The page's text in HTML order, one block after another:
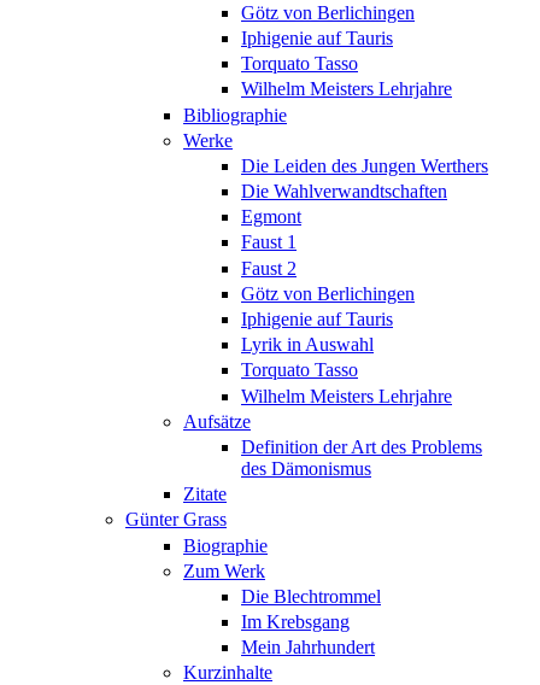
Götz von Berlichingen
Iphigenie auf Tauris
Torquato Tasso
Wilhelm Meisters Lehrjahre
Bibliographie
Werke
Die Leiden des Jungen Werthers
Die Wahlverwandtschaften
Egmont
Faust 1
Faust 2
Götz von Berlichingen
Iphigenie auf Tauris
Lyrik in Auswahl
Torquato Tasso
Wilhelm Meisters Lehrjahre
Aufsätze
Definition der Art des Problems
des Dämonismus
Zitate
Günter Grass
Biographie
Zum Werk
Die Blechtrommel
Im Krebsgang
Mein Jahrhundert
Kurzinhalte